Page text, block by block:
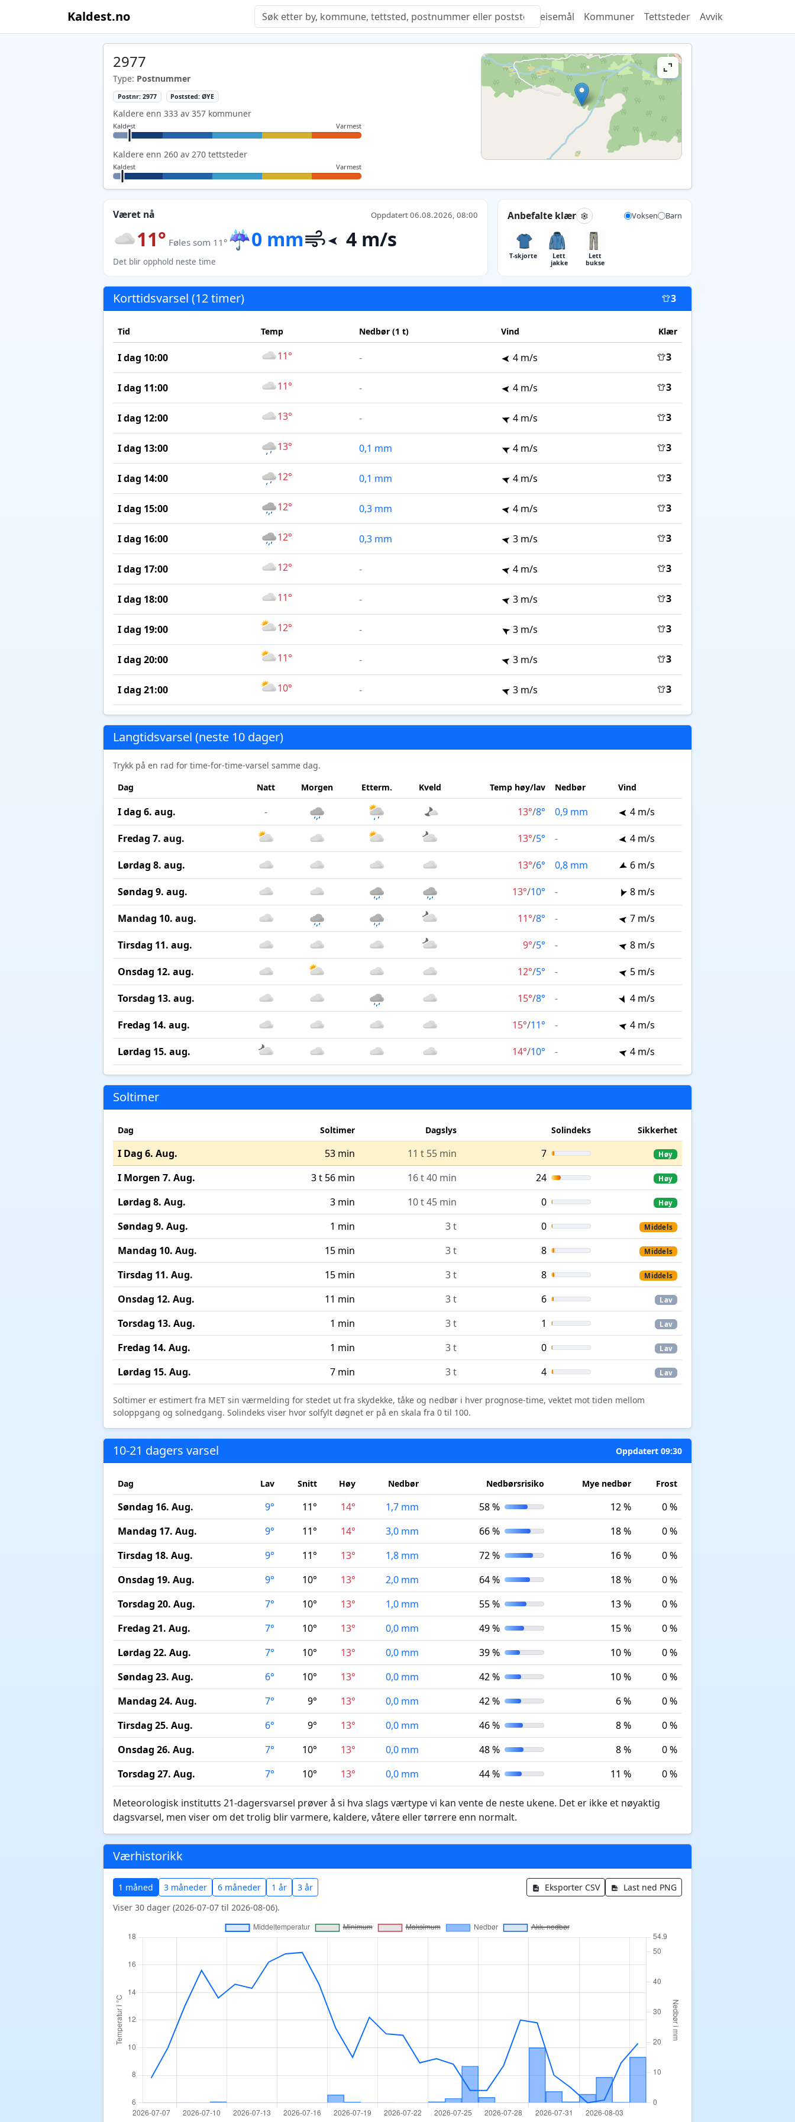
Kaldest.no Quiz Reisemål Kommuner Tettsteder Avvik
2977
Type: Postnummer
Postnr: 2977 Poststed: ØYE
Kaldere enn 333 av 357 kommuner
Kaldest Varmest
Kaldere enn 260 av 270 tettsteder
Kaldest Varmest
Været nå Oppdatert 06.08.2026, 08:00
11° Føles som 11° ☔0 mm 4 m/s
Det blir opphold neste time
Anbefalte klær Voksen Barn
T-skjorte
Lett
jakke
Lett
bukse
Korttidsvarsel (12 timer) 3
Tid Temp Nedbør (1 t) Vind Klær
I dag 10:00 11° - 4 m/s 3
I dag 11:00 11° - 4 m/s 3
I dag 12:00 13° - 4 m/s 3
I dag 13:00 13° 0,1 mm 4 m/s 3
I dag 14:00 12° 0,1 mm 4 m/s 3
I dag 15:00 12° 0,3 mm 4 m/s 3
I dag 16:00 12° 0,3 mm 3 m/s 3
I dag 17:00 12° - 4 m/s 3
I dag 18:00 11° - 3 m/s 3
I dag 19:00 12° - 3 m/s 3
I dag 20:00 11° - 3 m/s 3
I dag 21:00 10° - 3 m/s 3
Langtidsvarsel (neste 10 dager)
Trykk på en rad for time-for-time-varsel samme dag.
Dag
Natt Morgen Etterm. Kveld Temp høy/lav Nedbør Vind
I dag 6. aug. - 13°/8° 0,9 mm 4 m/s
Fredag 7. aug. 13°/5° - 4 m/s
Lørdag 8. aug. 13°/6° 0,8 mm 6 m/s
Søndag 9. aug. 13°/10° - 8 m/s
Mandag 10. aug. 11°/8° - 7 m/s
Tirsdag 11. aug. 9°/5° - 8 m/s
Onsdag 12. aug. 12°/5° - 5 m/s
Torsdag 13. aug. 15°/8° - 4 m/s
Fredag 14. aug. 15°/11° - 4 m/s
Lørdag 15. aug. 14°/10° - 4 m/s
Soltimer
Dag Soltimer Dagslys Solindeks Sikkerhet
I Dag 6. Aug. 53 min 11 t 55 min 7 Høy
I Morgen 7. Aug. 3 t 56 min 16 t 40 min 24 Høy
Lørdag 8. Aug. 3 min 10 t 45 min 0 Høy
Søndag 9. Aug. 1 min 3 t 0 Middels
Mandag 10. Aug. 15 min 3 t 8 Middels
Tirsdag 11. Aug. 15 min 3 t 8 Middels
Onsdag 12. Aug. 11 min 3 t 6 Lav
Torsdag 13. Aug. 1 min 3 t 1 Lav
Fredag 14. Aug. 1 min 3 t 0 Lav
Lørdag 15. Aug. 7 min 3 t 4 Lav
Soltimer er estimert fra MET sin værmelding for stedet ut fra skydekke, tåke og nedbør i hver prognose-time, vektet mot tiden mellom
soloppgang og solnedgang. Solindeks viser hvor solfylt døgnet er på en skala fra 0 til 100.
10-21 dagers varsel Oppdatert 09:30
Dag Lav Snitt Høy Nedbør Nedbørsrisiko Mye nedbør Frost
Søndag 16. Aug. 9° 11° 14° 1,7 mm 58 % 12 %
0 %
Mandag 17. Aug.
9° 11° 14° 3,0 mm 66 % 18 %
0 %
Tirsdag 18. Aug.
9° 11° 13° 1,8 mm 72 % 16 %
0 %
Onsdag 19. Aug.
9° 10° 13° 2,0 mm 64 % 18 %
0 %
Torsdag 20. Aug.
7° 10° 13° 1,0 mm 55 % 13 %
0 %
Fredag 21. Aug.
7° 10° 13° 0,0 mm 49 % 15 %
0 %
Lørdag 22. Aug.
7° 10° 13° 0,0 mm 39 % 10 %
0 %
Søndag 23. Aug.
6° 10° 13° 0,0 mm 42 % 10 %
0 %
Mandag 24. Aug.
7° 9° 13° 0,0 mm 42 % 6 %
0 %
Tirsdag 25. Aug.
6° 9° 13° 0,0 mm 46 % 8 %
0 %
Onsdag 26. Aug.
7° 10° 13° 0,0 mm 48 % 8 %
0 %
Torsdag 27. Aug.
7° 10° 13° 0,0 mm 44 % 11 % 0 %
Meteorologisk institutts 21-dagersvarsel prøver å si hva slags værtype vi kan vente de neste ukene. Det er ikke et nøyaktig
dagsvarsel, men viser om det trolig blir varmere, kaldere, våtere eller tørrere enn normalt.
Værhistorikk
1 måned 3 måneder 6 måneder 1 år 3 år Eksporter CSV
Last ned PNG
Viser 30 dager (2026-07-07 til 2026-08-06).